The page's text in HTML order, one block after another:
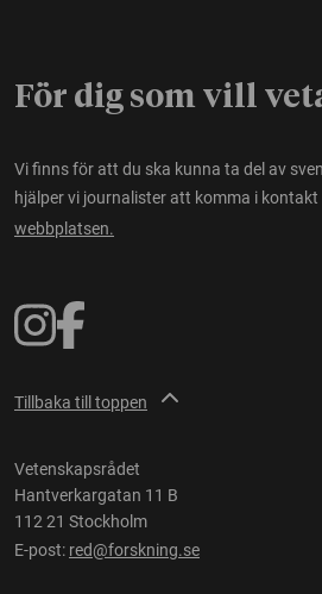
För dig som vill
Vi finns för att du ska kunna ta del av
hjälper vi journalister att komma i kontakt
webbplatsen.
Tillbaka till toppen
Vetenskapsrådet
Hantverkargatan 11 B
112 21 Stockholm
E-post: red@forskning.se